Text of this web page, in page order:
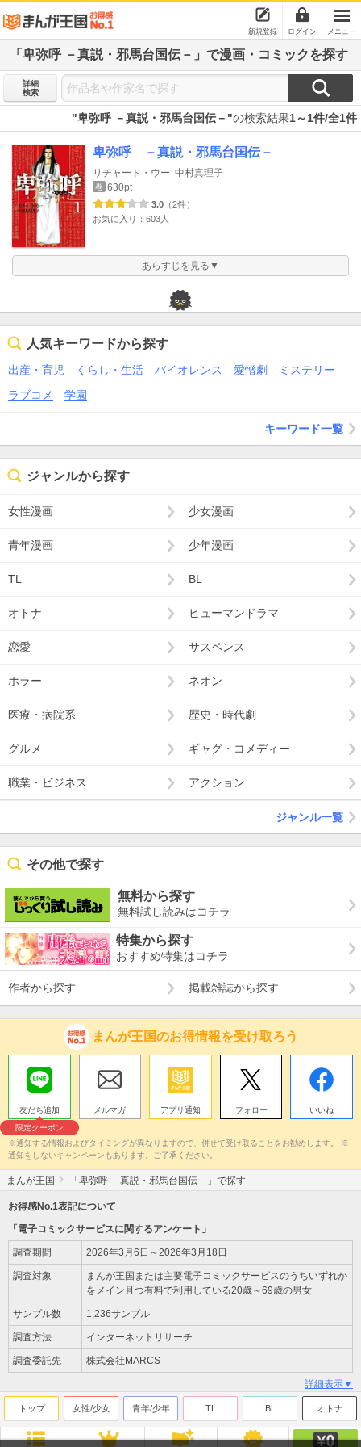
新規登録 ログイン メニュー
「卑弥呼 －真説・邪馬台国伝－」で漫画・コミックを探す
詳細
検索
"卑弥呼 －真説・邪馬台国伝－"の検索結果1～1件/全1件
卑弥呼 －真説・邪馬台国伝－
リチャード・ウー 中村真理子
巻 630pt
3.0 （2件）
お気に入り：603人
あらすじを見る▼
人気キーワードから探す
出産・育児 くらし・生活 バイオレンス 愛憎劇
ミステリー
ラブコメ
学園
キーワード一覧
ジャンルから探す
女性漫画 少女漫画
青年漫画 少年漫画
TL BL
オトナ ヒューマンドラマ
恋愛 サスペンス
ホラー ネオン
医療・病院系 歴史・時代劇
グルメ ギャグ・コメディー
職業・ビジネス アクション
ジャンル一覧
その他で探す
無料から探す
無料試し読みはコチラ
特集から探す
おすすめ特集はコチラ
作者から探す 掲載雑誌から探す
まんが王国のお得情報を受け取ろう
友だち追加
限定クーポン
メルマガ アプリ通知 フォロー いいね
※通知する情報およびタイミングが異なりますので、併せて受け取ることをお勧めします。 ※
通知をしないキャンペーンもあります。ご了承ください。
まんが王国 「卑弥呼 －真説・邪馬台国伝－」で探す
お得感No.1表記について
「電子コミックサービスに関するアンケート」
調査期間 2026年3月6日～2026年3月18日
調査対象
まんが王国または主要電子コミックサービスのうちいずれか
をメイン且つ有料で利用している20歳～69歳の男女
サンプル数 1,236サンプル
調査方法 インターネットリサーチ
調査委託先 株式会社MARCS
詳細表示▼
トップ 女性/少女 青年/少年 TL BL オトナ